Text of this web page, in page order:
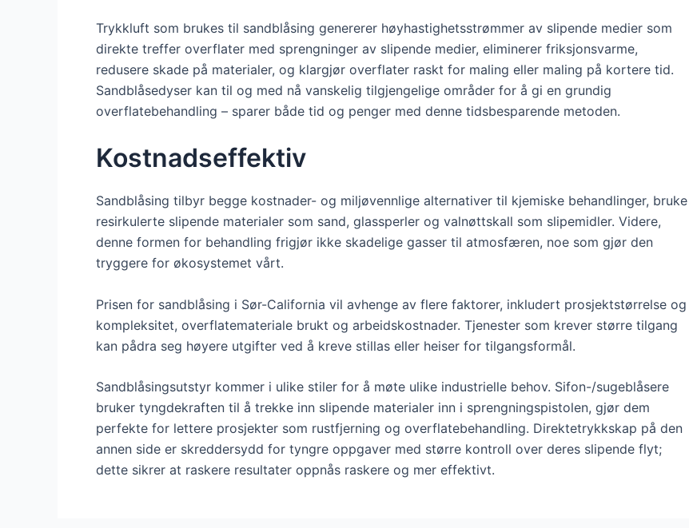
Trykkluft som brukes til sandblåsing genererer høyhastighetsstrømmer av slipende medier som
direkte treffer overflater med sprengninger av slipende medier, eliminerer friksjonsvarme,
redusere skade på materialer, og klargjør overflater raskt for maling eller maling på kortere tid.
Sandblåsedyser kan til og med nå vanskelig tilgjengelige områder for å gi en grundig
overflatebehandling – sparer både tid og penger med denne tidsbesparende metoden.
Kostnadseffektiv
Sandblåsing tilbyr begge kostnader- og miljøvennlige alternativer til kjemiske behandlinger, bruke
resirkulerte slipende materialer som sand, glassperler og valnøttskall som slipemidler. Videre,
denne formen for behandling frigjør ikke skadelige gasser til atmosfæren, noe som gjør den
tryggere for økosystemet vårt.
Prisen for sandblåsing i Sør-California vil avhenge av flere faktorer, inkludert prosjektstørrelse og
kompleksitet, overflatemateriale brukt og arbeidskostnader. Tjenester som krever større tilgang
kan pådra seg høyere utgifter ved å kreve stillas eller heiser for tilgangsformål.
Sandblåsingsutstyr kommer i ulike stiler for å møte ulike industrielle behov. Sifon-/sugeblåsere
bruker tyngdekraften til å trekke inn slipende materialer inn i sprengningspistolen, gjør dem
perfekte for lettere prosjekter som rustfjerning og overflatebehandling. Direktetrykkskap på den
annen side er skreddersydd for tyngre oppgaver med større kontroll over deres slipende flyt;
dette sikrer at raskere resultater oppnås raskere og mer effektivt.